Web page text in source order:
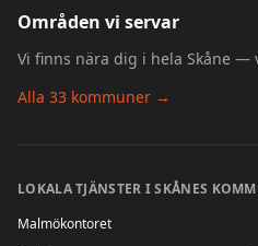
Områden vi servar
Vi finns nära dig i hela Skåne —
Alla 33 kommuner →
LOKALA TJÄNSTER I SKÅNES
Malmökontoret